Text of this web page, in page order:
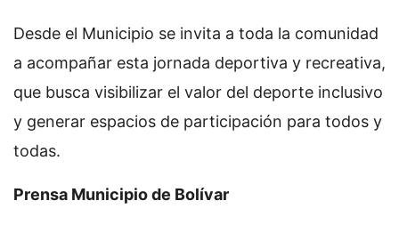
Desde el Municipio se invita a toda la comunidad
a acompañar esta jornada deportiva y recreativa,
que busca visibilizar el valor del deporte inclusivo
y generar espacios de participación para todos y
todas.
Prensa Municipio de Bolívar